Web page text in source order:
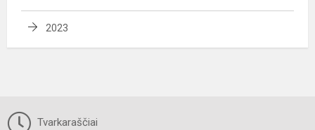
2023
Tvarkaraščiai